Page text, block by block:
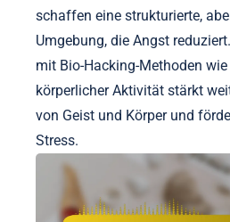
schaffen eine strukturierte,
Umgebung, die Angst
mit Bio-Hacking-Methoden
körperlicher Aktivität stärkt
von Geist und Körper und
Stress.